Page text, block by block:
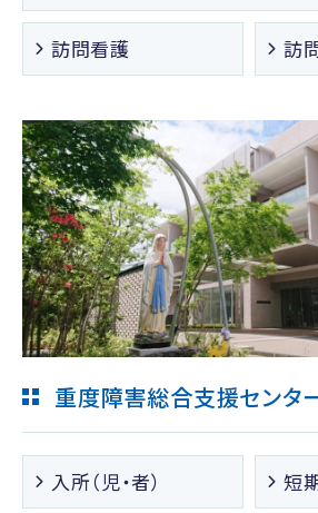
訪問看護 訪
重度障害総合支援センタ
入所（児・者） 短